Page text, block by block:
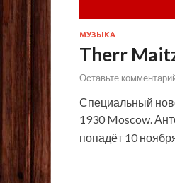
МУЗЫКА
Therr
Оставьте
Специальный
1930 Moscow.
попадёт 10